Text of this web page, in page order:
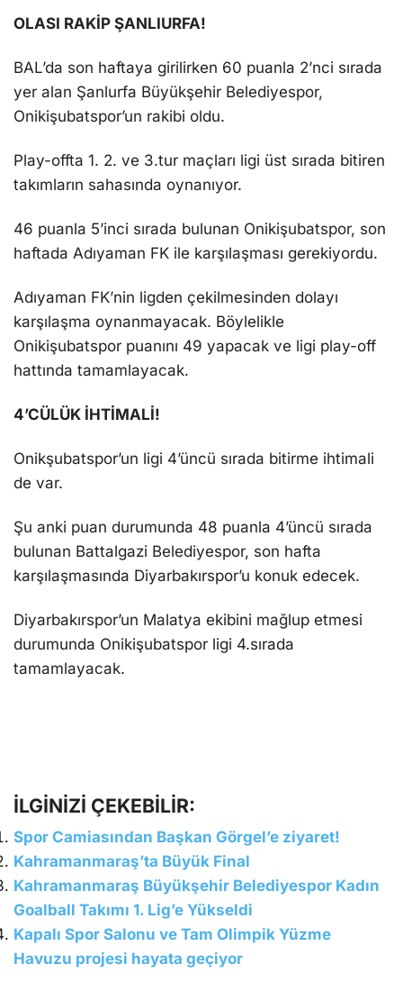
OLASI RAKİP ŞANLIURFA!
BAL’da son haftaya girilirken 60 puanla 2’nci sırada
yer alan Şanlurfa Büyükşehir Belediyespor,
Onikişubatspor’un rakibi oldu.
Play-offta 1. 2. ve 3.tur maçları ligi üst sırada bitiren
takımların sahasında oynanıyor.
46 puanla 5’inci sırada bulunan Onikişubatspor, son
haftada Adıyaman FK ile karşılaşması gerekiyordu.
Adıyaman FK’nin ligden çekilmesinden dolayı
karşılaşma oynanmayacak. Böylelikle
Onikişubatspor puanını 49 yapacak ve ligi play-off
hattında tamamlayacak.
4’CÜLÜK İHTİMALİ!
Onikşubatspor’un ligi 4’üncü sırada bitirme ihtimali
de var.
Şu anki puan durumunda 48 puanla 4’üncü sırada
bulunan Battalgazi Belediyespor, son hafta
karşılaşmasında Diyarbakırspor’u konuk edecek.
Diyarbakırspor’un Malatya ekibini mağlup etmesi
durumunda Onikişubatspor ligi 4.sırada
tamamlayacak.
İLGİNİZİ ÇEKEBİLİR:
Spor Camiasından Başkan Görgel’e ziyaret!
Kahramanmaraş’ta Büyük Final
Kahramanmaraş Büyükşehir Belediyespor Kadın
Goalball Takımı 1. Lig’e Yükseldi
Kapalı Spor Salonu ve Tam Olimpik Yüzme
Havuzu projesi hayata geçiyor